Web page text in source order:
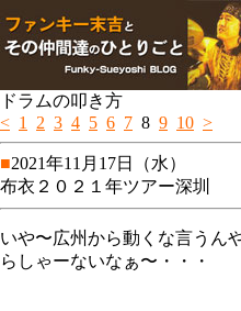
ドラムの叩き方
< 1 2 3 4 5 6 7 8 9 10 >
■2021年11月17日（水）
布衣２０２１年ツアー深圳
いや〜広州から動くな言うん
らしゃーないなぁ〜・・・